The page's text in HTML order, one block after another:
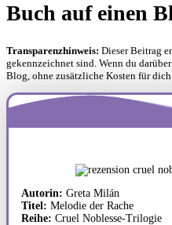
Buch auf einen
Transparenzhinweis: Dieser Beitrag
gekennzeichnet sind. Wenn du
Blog, ohne zusätzliche Kosten für dich.
Autorin: Greta Milán
Titel: Melodie der Rache
Reihe: Cruel Noblesse-Trilogie